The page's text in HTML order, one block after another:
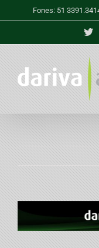
Fones: 51
Image